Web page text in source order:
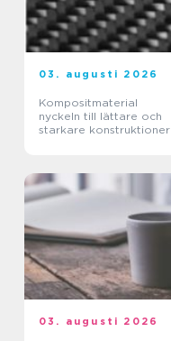
03. augusti 2026
Kompositmaterial
nyckeln till lättare och
starkare konstruktioner
03. augusti 2026